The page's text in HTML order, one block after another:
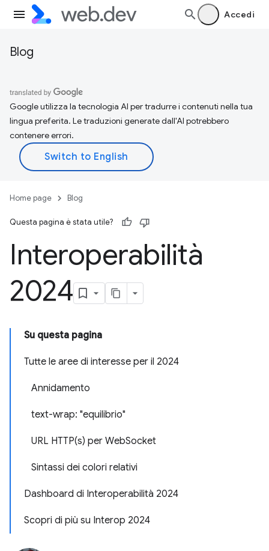
Accedi
Blog
Google utilizza la tecnologia AI per tradurre i contenuti nella tua
lingua preferita. Le traduzioni generate dall'AI potrebbero
contenere errori.
Home page Blog
Questa pagina è stata utile?
Interoperabilità
2024
Su questa pagina
Tutte le aree di interesse per il 2024
Annidamento
text-wrap: "equilibrio"
URL HTTP(s) per WebSocket
Sintassi dei colori relativi
Dashboard di Interoperabilità 2024
Scopri di più su Interop 2024